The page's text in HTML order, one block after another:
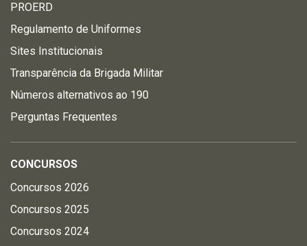
PROERD
Regulamento de Uniformes
Sites Institucionais
Transparência da Brigada Militar
Números alternativos ao 190
Perguntas Frequentes
CONCURSOS
Concursos 2026
Concursos 2025
Concursos 2024